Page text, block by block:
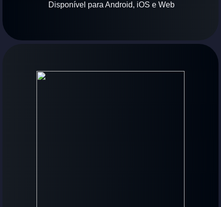
Disponível para Android, iOS e Web